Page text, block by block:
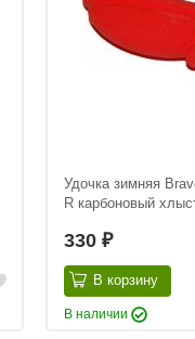
Удочка зимняя
R карбоновый
330 ₽
В корзину
В наличии